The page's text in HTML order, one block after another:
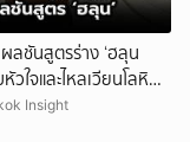
ลชันสูตรร่าง ‘ฮลุน
หัวใจและไหลเวียนโลหิต
Insight